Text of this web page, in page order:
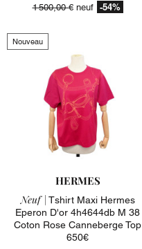
1 500,00 €neuf -54%
Nouveau
HERMES
Neuf | Tshirt Maxi Hermes
Eperon D'or 4h4644db M 38
Coton Rose Canneberge Top
650€